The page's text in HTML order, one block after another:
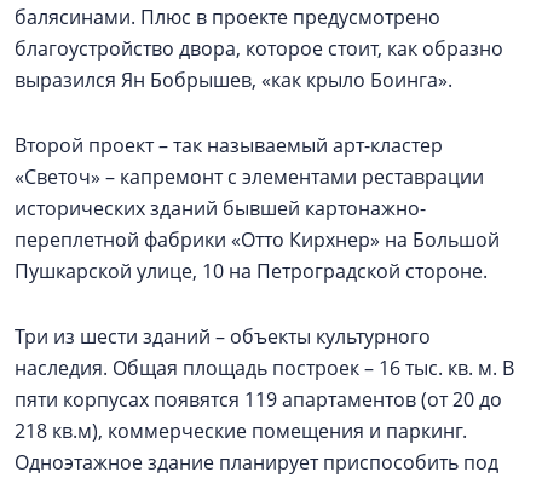
балясинами. Плюс в проекте предусмотрено
благоустройство двора, которое стоит, как образно
выразился Ян Бобрышев, «как крыло Боинга».
Второй проект – так называемый арт-кластер
«Светоч» – капремонт с элементами реставрации
исторических зданий бывшей картонажно-
переплетной фабрики «Отто Кирхнер» на Большой
Пушкарской улице, 10 на Петроградской стороне.
Три из шести зданий – объекты культурного
наследия. Общая площадь построек – 16 тыс. кв. м. В
пяти корпусах появятся 119 апартаментов (от 20 до
218 кв.м), коммерческие помещения и паркинг.
Одноэтажное здание планирует приспособить под